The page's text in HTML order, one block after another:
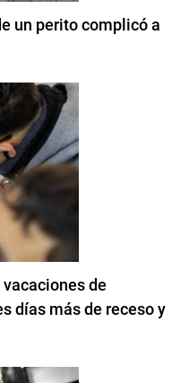
un perito complicó a
de
días más de receso y